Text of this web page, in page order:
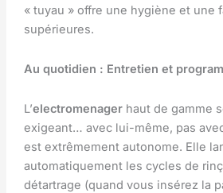
« tuyau » offre une hygiène et une
supérieures.
Au quotidien : Entretien et
L’electromenagerhaut de gamme
exigeant… avec lui-même, pas
est extrêmement autonome. Elle
automatiquement les cycles de
détartrage (quand vous insérez la